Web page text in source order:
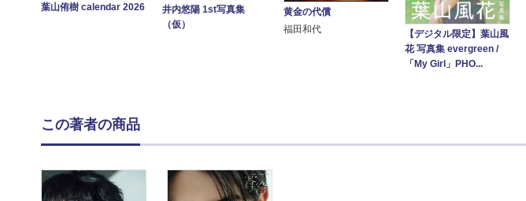
葉山侑樹 calendar 2026
井内悠陽 1st写真集
（仮）
黄金の代償
福田和代
【デジタル限定】葉山風
花 写真集 evergreen /
「My Girl」PHO...
この著者の商品